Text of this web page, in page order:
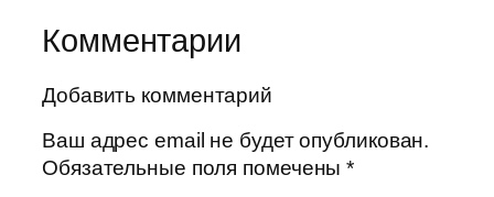
Комментарии
Добавить комментарий
Ваш адрес email не будет опубликован.
Обязательные поля помечены*